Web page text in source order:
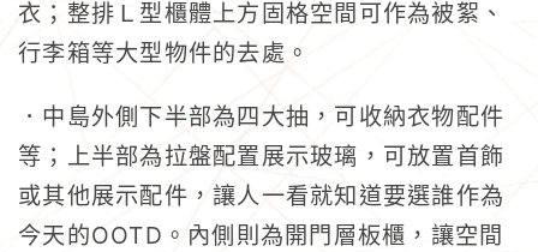
衣；整排Ｌ型櫃體上方固格空間可作為被絮、
行李箱等大型物件的去處。
．中島外側下半部為四大抽，可收納衣物配件
等；上半部為拉盤配置展示玻璃，可放置首飾
或其他展示配件，讓人一看就知道要選誰作為
今天的OOTD 。內側則為開門層板櫃，讓空間